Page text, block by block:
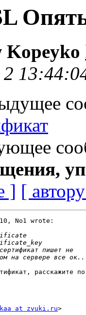
Kopeyko
] [
No1 wrote:
расскажите
kaa at zvuki.ru>